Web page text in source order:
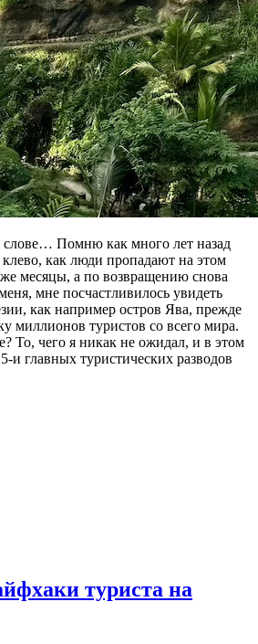
Помню как много лет назад
как люди пропадают на этом
месяцы, а по возвращению снова
мне посчастливилось увидеть
как например остров Ява, прежде
миллионов туристов со всего мира.
То, чего я никак не ожидал, и в этом
и главных туристических разводов
туриста на